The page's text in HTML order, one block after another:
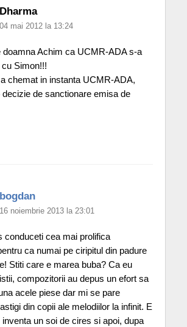
Dharma
04 mai 2012 la 13:24
doamna Achim ca UCMR-ADA s-a
Simon!!!
chemat in instanta UCMR-ADA,
de sanctionare emisa de
bogdan
16 noiembrie 2013 la 23:01
conduceti cea mai prolifica
ca numai pe ciripitul din padure
Stiti care e marea buba? Ca eu
compozitorii au depus un efort sa
acele piese dar mi se pare
din copii ale melodiilor la infinit. E
un soi de cires si apoi, dupa